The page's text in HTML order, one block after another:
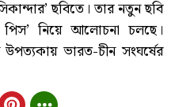
ছবিতে। তার নতুন ছবি
নিয়ে আলোচনা চলছে।
ভারত-চীন সংঘর্ষের